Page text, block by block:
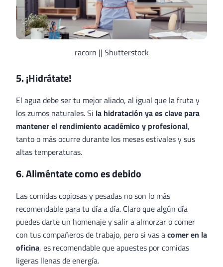
racorn || Shutterstock
5. ¡Hidrátate!
El agua debe ser tu mejor aliado, al igual que la fruta y
los zumos naturales. Si la hidratación ya es clave para
mantener el rendimiento académico y profesional,
tanto o más ocurre durante los meses estivales y sus
altas temperaturas.
6. Aliméntate como es debido
Las comidas copiosas y pesadas no son lo más
recomendable para tu día a día. Claro que algún día
puedes darte un homenaje y salir a almorzar o comer
con tus compañeros de trabajo, pero si vas acomer en la
oficina, es recomendable que apuestes por comidas
ligeras llenas de energía.